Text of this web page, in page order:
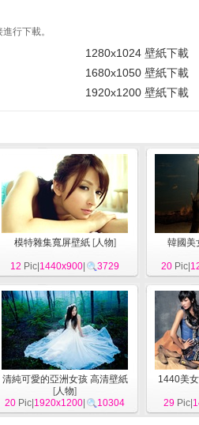
行下載。
1280x1024 壁紙下載
1680x1050 壁紙下載
1920x1200 壁紙下載
模特雜集寬屏壁紙[人物]
12 Pic| 1440x900 3729
韓國美
20Pic|
清純可愛的亞洲女孩 高清壁紙
[人物]
20 Pic| 1920x1200 10304
1440美
29 Pic|